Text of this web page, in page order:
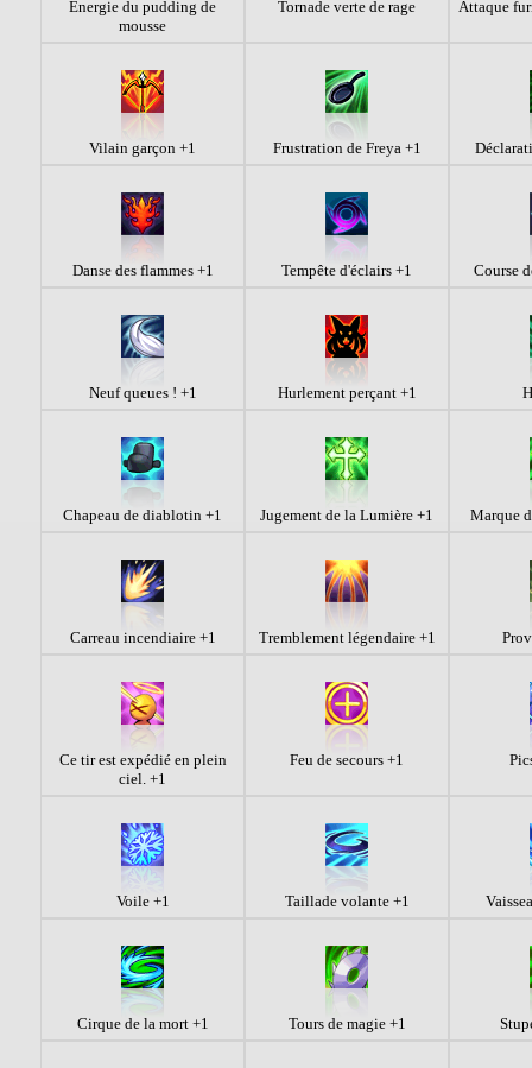
Énergie du pudding de
mousse
Tornade verte de rage Attaque
Vilain garçon +1 Frustration de Freya +1
Danse des flammes +1 Tempête d'éclairs +1 Course
Neuf queues ! +1 Hurlement perçant +1
Chapeau de diablotin +1 Jugement de la Lumière +1 Marque
Carreau incendiaire +1 Tremblement légendaire +1
Ce tir est expédié en plein
ciel. +1
Feu de secours +1
Voile +1 Taillade volante +1
Cirque de la mort +1 Tours de magie +1